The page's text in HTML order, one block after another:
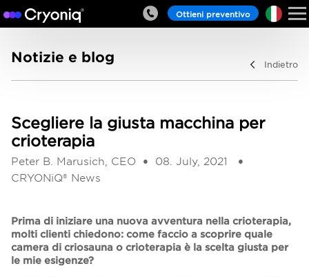
Ottieni preventivo
Notizie e blog Indietro
Scegliere la giusta macchina per
crioterapia
Peter B. Marusich, CEO
08. July, 2021
CRYONiQ® News
Prima di iniziare una nuova avventura nella crioterapia,
molti clienti chiedono: come faccio a scoprire quale
camera di criosauna o crioterapia è la scelta giusta per
le mie esigenze?